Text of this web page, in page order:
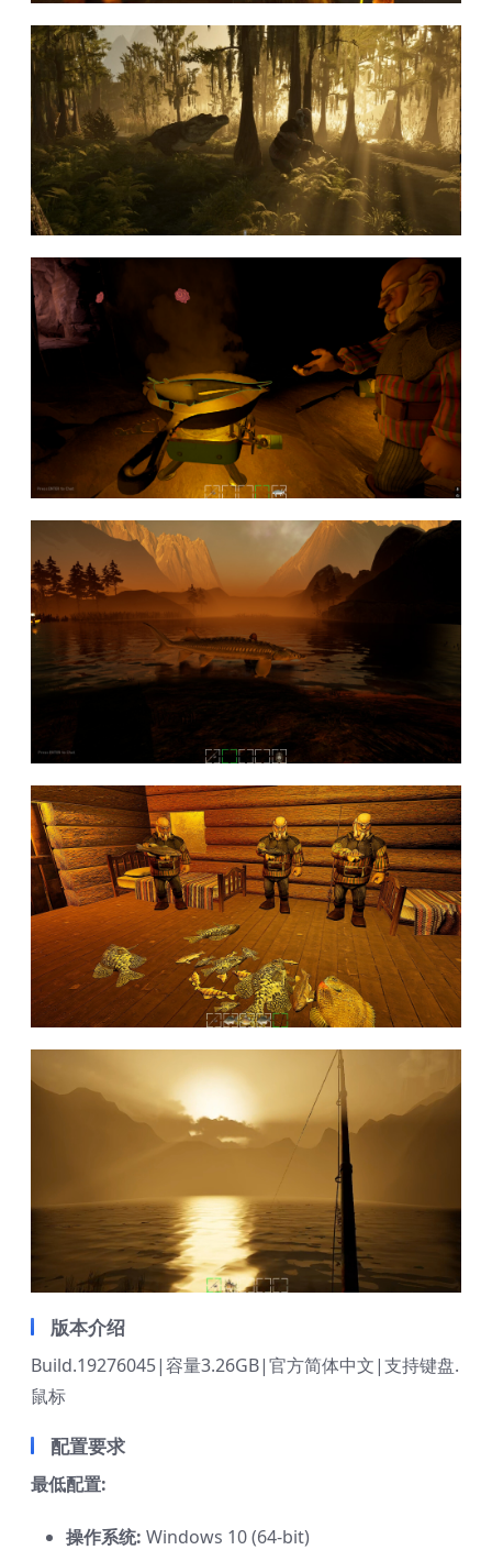
版本介绍
Build.19276045|容量3.26GB|官方简体中文|支持键盘.
鼠标
配置要求
最低配置:
操作系统: Windows 10 (64-bit)